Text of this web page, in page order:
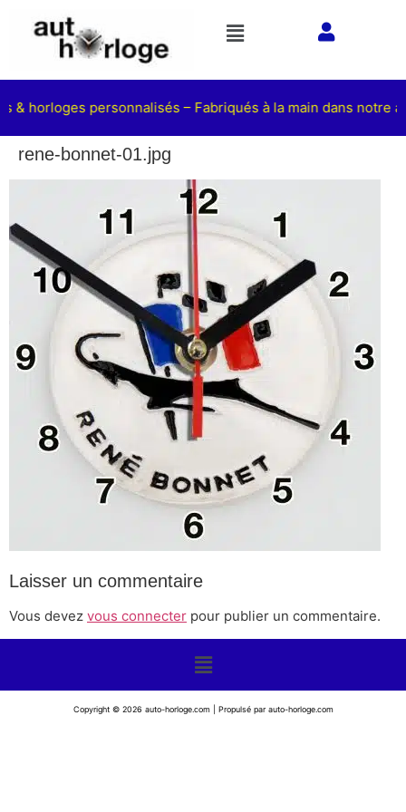
& horloges personnalisés – Fabriqués à la main dans notre
rene-bonnet-01.jpg
Laisser un commentaire
Vous devez vous connecter pour publier un commentaire.
Copyright © 2026 auto-horloge.com | Propulsé par auto-horloge.com